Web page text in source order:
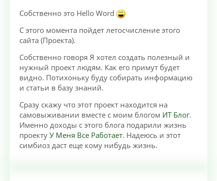
Собственно это Hello Word
С этого момента пойдет летосчисление этого
сайта (Проекта).
Собственно говоря Я хотел создать полезный и
нужный проект людям. Как его примут будет
видно. Потихоньку буду собирать информацию
и статьи в базу знаний.
Сразу скажу что этот проект находится на
самовыживании вместе с моим блогом ИТ Блог.
Именно доходы с этого блога подарили жизнь
проекту У Меня Все Работает. Надеюсь и этот
симбиоз даст еще кому нибудь жизнь.